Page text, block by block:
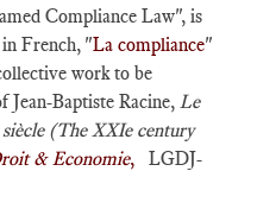
Compliance Law", is
French, "La compliance"
work to be
Jean-Baptiste Racine, Le
(The XXIe century
& Economie,
LGDJ-